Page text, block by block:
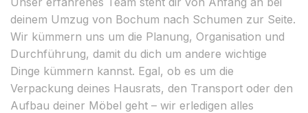
deinem Umzug von Bochum nach Schumen zur Seite.
Wir kümmern uns um die Planung, Organisation und
Durchführung, damit du dich um andere wichtige
Dinge kümmern kannst. Egal, ob es um die
Verpackung deines Hausrats, den Transport oder den
Aufbau deiner Möbel geht – wir erledigen alles